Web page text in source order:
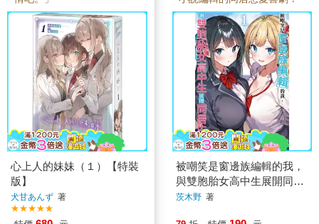
心上人的妹妹（１）【特裝
版】
犬甘あんず 著
★★★★★
被嘲笑是窗邊族編輯的我，
與雙胞胎女高中生展開同居
生活（１）
茨木野著